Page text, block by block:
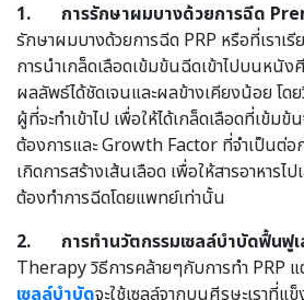
1. การรักษาผมบางด้วยการฉีด
รักษาผมบางด้วยการฉีด PRP หรือที่เราเรี
การนำเกล็ดเลือดเข้มข้นฉีดเข้าไปบนหนัง
ผลลัพธ์ได้ชัดเจนและผลข้างเคียงน้อย โดย
ผู้ที่จะทำเข้าไป เพื่อให้ได้เกล็ดเลือดที่เข้มข้
ต้องการและ Growth Factor ที่จำเป็นต่อ
เกิดการสร้างเส้นเลือด เพื่อให้สารอาหาร
ต้องทำการฉีดโดยแพทย์เท่านั้น
2.
การทำนวัตกรรมเซลล์บำบัดฟื้นฟู
Therapy วิธีการคล้ายๆกับการทำ PRP
เซลล์บำบัดจะใช้เซลล์จากบนศีรษะเราที่แ